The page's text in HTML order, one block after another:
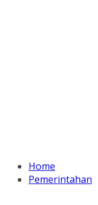
Home
Pemerintahan